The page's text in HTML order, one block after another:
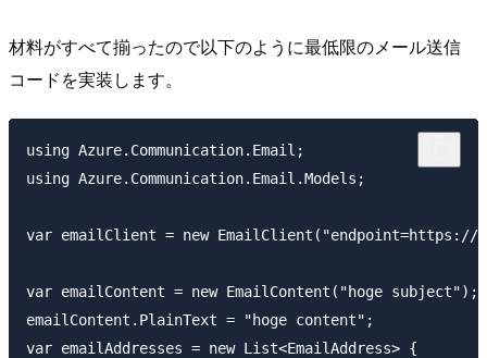
材料がすべて揃ったので以下のように最低限のメール送信
コードを実装します。
using Azure.Communication.Email;
using Azure.Communication.Email.Models;
var emailClient = new EmailClient("endpoint=https://
var emailContent = new EmailContent("hoge subject");
emailContent.PlainText = "hoge content";
var emailAddresses = new List<EmailAddress> {